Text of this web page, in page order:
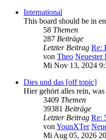
International
This board should be in
58 Themen
287 Beiträge
Letzter Beitrag Re:
von Theo Neuester
Mi Nov 13, 2024
Dies und das [off topic]
Hier gehört alles rein,
3409 Themen
39381 Beiträge
Letzter Beitrag Re:
von YounXTer
Mi Aug 05, 2026